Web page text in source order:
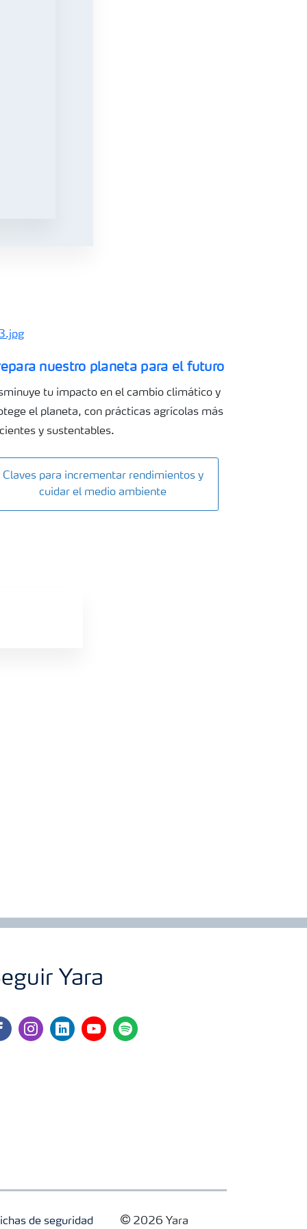
nuestro planeta para el futuro
tu impacto en el cambio climático y
el planeta, con prácticas agrícolas más
y sustentables.
Claves para incrementar rendimientos y
cuidar el medio ambiente
Yara
instagramlinkedinyoutubespotify
de seguridad 2026 Yara